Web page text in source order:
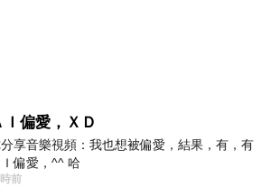
Ｉ偏愛，ＸＤ
享音樂視頻：我也想被偏愛，結果，有，有
偏愛，^^ 哈
前